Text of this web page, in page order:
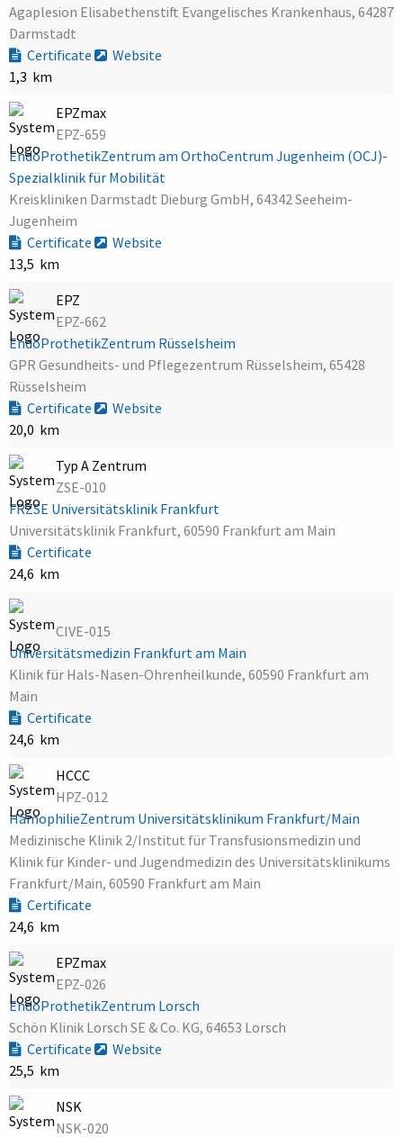
Agaplesion Elisabethenstift Evangelisches Krankenhaus, 64287
Darmstadt
Certificate
Website
1,3 km
EPZmax
EPZ-659
EndoProthetikZentrum am OrthoCentrum Jugenheim (OCJ)-
Spezialklinik für Mobilität
Kreiskliniken Darmstadt Dieburg GmbH, 64342 Seeheim-
Jugenheim
Certificate
Website
13,5 km
EPZ
EPZ-662
EndoProthetikZentrum Rüsselsheim
GPR Gesundheits- und Pflegezentrum Rüsselsheim, 65428
Rüsselsheim
Certificate
Website
20,0 km
Typ A Zentrum
ZSE-010
FRZSE Universitätsklinik Frankfurt
Universitätsklinik Frankfurt, 60590 Frankfurt am Main
Certificate
24,6 km
CIVE-015
Universitätsmedizin Frankfurt am Main
Klinik für Hals-Nasen-Ohrenheilkunde, 60590 Frankfurt am
Main
Certificate
24,6 km
HCCC
HPZ-012
HämophilieZentrum Universitätsklinikum Frankfurt/Main
Medizinische Klinik 2/Institut für Transfusionsmedizin und
Klinik für Kinder- und Jugendmedizin des Universitätsklinikums
Frankfurt/Main, 60590 Frankfurt am Main
Certificate
24,6 km
EPZmax
EPZ-026
EndoProthetikZentrum Lorsch
Schön Klinik Lorsch SE & Co. KG, 64653 Lorsch
Certificate
Website
25,5 km
NSK
NSK-020